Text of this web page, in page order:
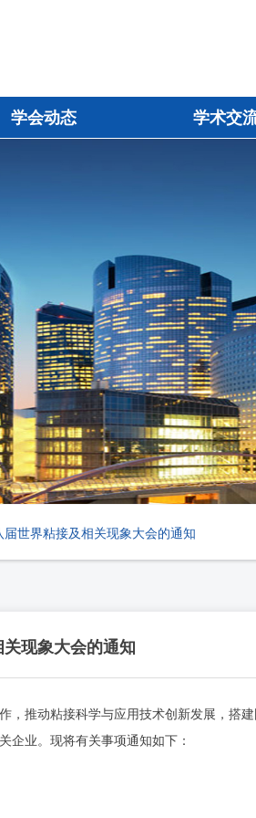
学会动态 学术交
世界粘接及相关现象大会的通知
现象大会的通知
，推动粘接科学与应用技术创新发展，搭
企业。现将有关事项通知如下：